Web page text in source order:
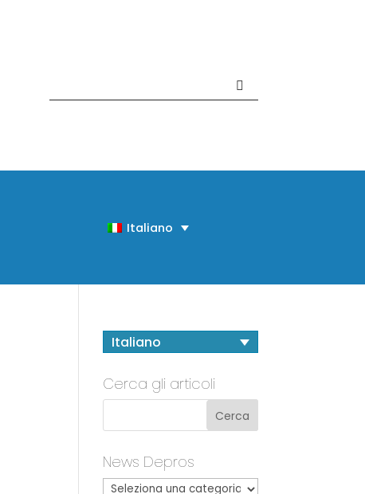
Italiano
Italiano
Cerca gli articoli
News Depros